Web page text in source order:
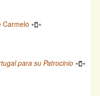
Carmelo
para su Patrocinio